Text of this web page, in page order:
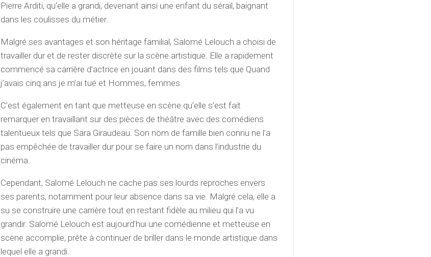
Pierre Arditi, qu’elle a grandi, devenant ainsi une enfant du sérail, baignant
dans les coulisses du métier.
Malgré ses avantages et son héritage familial, Salomé Lelouch a choisi de
travailler dur et de rester discrète sur la scène artistique. Elle a rapidement
commencé sa carrière d’actrice en jouant dans des films tels que Quand
j’avais cinq ans je m’ai tué et Hommes, femmes.
C’est également en tant que metteuse en scène qu’elle s’est fait
remarquer en travaillant sur des pièces de théâtre avec des comédiens
talentueux tels que Sara Giraudeau. Son nom de famille bien connu ne l’a
pas empêchée de travailler dur pour se faire un nom dans l’industrie du
cinéma.
Cependant, Salomé Lelouch ne cache pas ses lourds reproches envers
ses parents, notamment pour leur absence dans sa vie. Malgré cela, elle a
su se construire une carrière tout en restant fidèle au milieu qui l’a vu
grandir. Salomé Lelouch est aujourd’hui une comédienne et metteuse en
scène accomplie, prête à continuer de briller dans le monde artistique dans
lequel elle a grandi.